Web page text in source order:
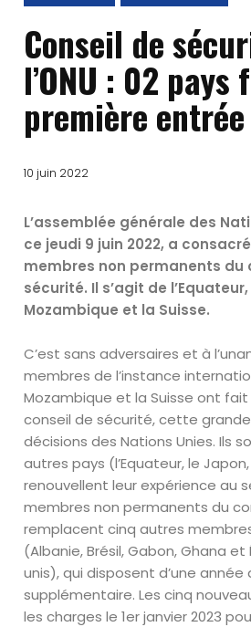
Conseil de
l’ONU : 02
première entrée
10 juin 2022
L’assemblée générale des
ce jeudi 9 juin 2022, a
membres non permanents du
sécurité. Il s’agit de
Mozambique et la Suisse.
C’est sans adversaires et à
membres de l’instance
Mozambique et la Suisse ont
conseil de sécurité, cette
décisions des Nations Unies. Ils
autres pays (l’Equateur, le
renouvellent leur expérience au
membres non permanents du
remplacent cinq autres
(Albanie, Brésil, Gabon, Ghana
unis), qui disposent d’une
supplémentaire. Les cinq
les charges le 1er janvier 2023